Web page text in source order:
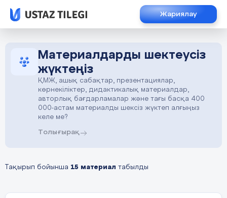
Жариялау
Материалдарды шектеусіз
жүктеңіз
ҚМЖ, ашық сабақтар, презентациялар,
көрнекіліктер, дидактикалық материалдар,
авторлық бағдарламалар және тағы басқа 400
000-астам материалды шексіз жүктеп алғыңыз
келе ме?
Толығырақ
Тақырып бойынша 15 материал табылды